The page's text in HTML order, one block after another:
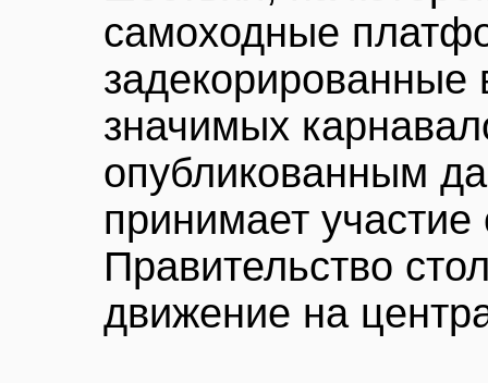
самоходные
задекорированные
значимых
опубликованным
принимает
Правительство
движение на